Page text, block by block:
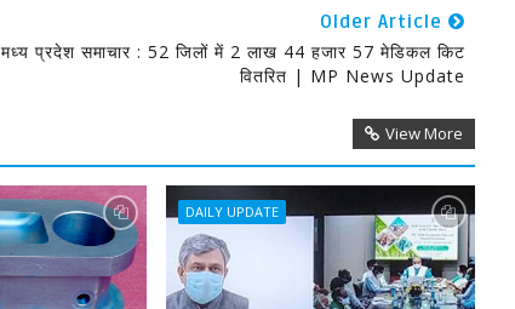
Older Article
मध्य प्रदेश समाचार : 52 जिलों में 2 लाख 44 हजार 57 मेडिकल किट
वितरित | MP News Update
View More
DAILY UPDATE